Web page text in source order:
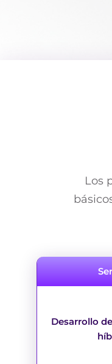
Los
Desarrollo